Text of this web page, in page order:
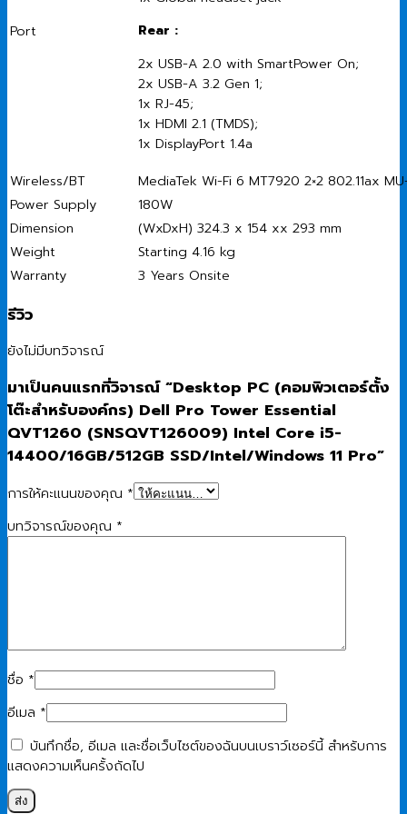
Port
Rear :
2x USB-A 2.0 with SmartPower On;
2x USB-A 3.2 Gen 1;
1x RJ-45;
1x HDMI 2.1 (TMDS);
1x DisplayPort 1.4a
Wireless/BT
MediaTek Wi-Fi 6 MT7920 2×2 802.11ax
Power Supply
180W
Dimension
(WxDxH) 324.3 x 154 xx 293 mm
Weight
Starting 4.16 kg
Warranty
3 Years Onsite
รีวิว
ยังไม่มีบทวิจารณ์
มาเป็นคนแรกที่วิจารณ์ “Desktop PC (คอมพิวเตอร์ตั้ง
โต๊ะสำหรับองค์กร) Dell Pro Tower Essential
QVT1260 (SNSQVT126009) Intel Core i5-
14400/16GB/512GB SSD/Intel/Windows 11 Pro”
การให้คะแนนของคุณ *
บทวิจารณ์ของคุณ *
ชื่อ *
อีเมล *
บันทึกชื่อ, อีเมล และชื่อเว็บไซต์ของฉันบนเบราว์เซอร์นี้ สำหรับการ
แสดงความเห็นครั้งถัดไป